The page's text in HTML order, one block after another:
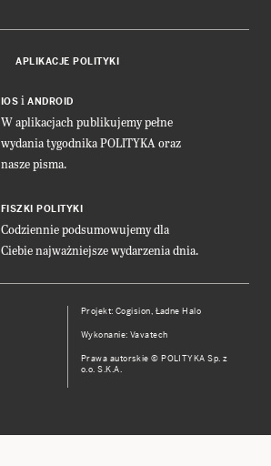
APLIKACJE POLITYKI
IOS i ANDROID
W aplikacjach publikujemy pełne
wydania tygodnika POLITYKA oraz
nasze pisma.
FISZKI POLITYKI
Codziennie podsumowujemy dla
Ciebie najważniejsze wydarzenia dnia.
Projekt:Cogision, Ładne Halo
Wykonanie: Vavatech
Prawa autorskie © POLITYKA Sp. z
o.o. S.K.A.